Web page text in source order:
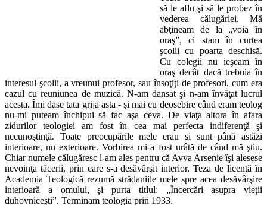
să le aflu şi să le probez în
vederea călugăriei. Mă
abţineam de la „voia în
oraş”, ci stam în curtea
şcolii cu poarta deschisă.
Cu colegii nu ieşeam în
oraş decât dacă trebuia în
interesul şcolii, a vreunui profesor, sau însoţiţi de profesori, cum era
cazul cu reuniunea de muzică. N-am dansat şi n-am învăţat lucrul
acesta. Ȋmi dase tata grija asta - şi mai cu deosebire când eram teolog
nu-mi puteam închipui să fac aşa ceva. De viaţa altora în afara
zidurilor teologiei am fost în cea mai perfecta indiferenţă şi
necunoştinţă. Toate preocupările mele erau şi sunt până astăzi
interioare, nu exterioare. Vorbirea mi-a fost urâtă de când mă ştiu.
Chiar numele călugăresc l-am ales pentru că Avva Arsenie îşi alesese
nevoinţa tăcerii, prin care s-a desăvârşit interior. Teza de licenţă în
Academia Teologică rezumă strădaniile mele spre acea desăvârşire
interioară a omului, şi purta titlul: „Ȋncercări asupra vieţii
duhovniceşti”. Terminam teologia prin 1933.